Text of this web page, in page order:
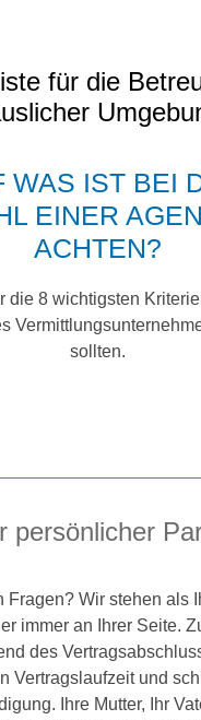
für die
WAS IST BEI
EINER
ACHTEN?
die 8 wichtigsten
sollten.
persönlicher
Fragen? Wir stehen als
immer an Ihrer Seite.
des
Vertragslaufzeit und
Ihre Mutter, Ihr